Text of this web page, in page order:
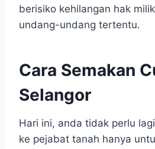
berisiko kehilangan hak
undang-undang tertentu.
Cara Semakan
Selangor
Hari ini, anda tidak perlu
ke pejabat tanah hanya